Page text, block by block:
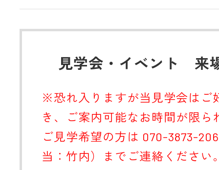
見学会・イベント 来
※恐れ入りますが当見学会はご
き、ご案内可能なお時間が限ら
ご見学希望の方は 070-3873-
当：竹内）までご連絡ください